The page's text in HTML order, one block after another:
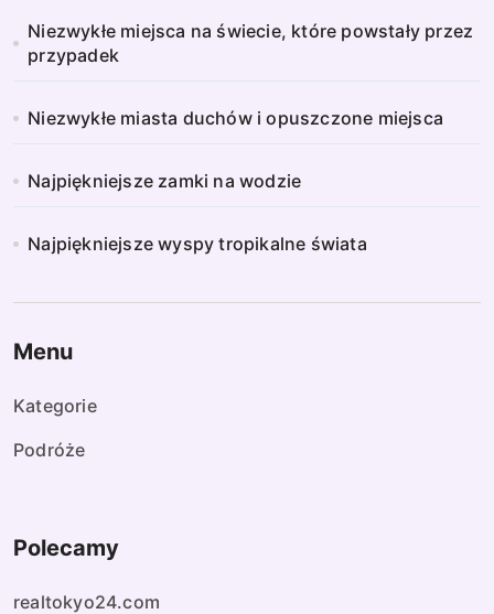
Niezwykłe miejsca na świecie, które powstały przez
przypadek
Niezwykłe miasta duchów i opuszczone miejsca
Najpiękniejsze zamki na wodzie
Najpiękniejsze wyspy tropikalne świata
Menu
Kategorie
Podróże
Polecamy
realtokyo24.com